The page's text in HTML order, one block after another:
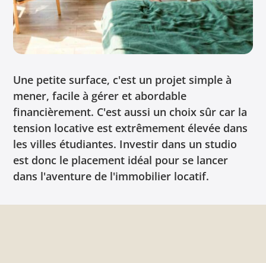
Une petite surface, c'est un projet simple à
mener, facile à gérer et abordable
financièrement. C'est aussi un choix sûr car la
tension locative est extrêmement élevée dans
les villes étudiantes. Investir dans un studio
est donc le placement idéal pour se lancer
dans l'aventure de l'immobilier locatif.